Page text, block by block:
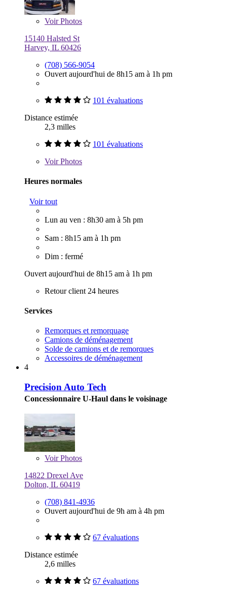
VoirPhotos
15140 Halsted St
Harvey, IL 60426
(708) 566-9054
Ouvert aujourd'hui de 8h15 am à 1h pm
101 évaluations
Distance estimée
2,3 milles
101 évaluations
VoirPhotos
Heures normales
Voir tout
Lun au ven : 8h30 am à 5h pm
Sam : 8h15 am à 1h pm
Dim : fermé
Ouvert aujourd'hui de 8h15 am à 1h pm
Retour client 24 heures
Services
Remorques et remorquage
Camions de déménagement
Solde de camions et de remorques
Accessoires de déménagement
4
Precision Auto Tech
Concessionnaire U-Haul dans le voisinage
VoirPhotos
14822 Drexel Ave
Dolton, IL 60419
(708) 841-4936
Ouvert aujourd'hui de 9h am à 4h pm
67 évaluations
Distance estimée
2,6 milles
67 évaluations